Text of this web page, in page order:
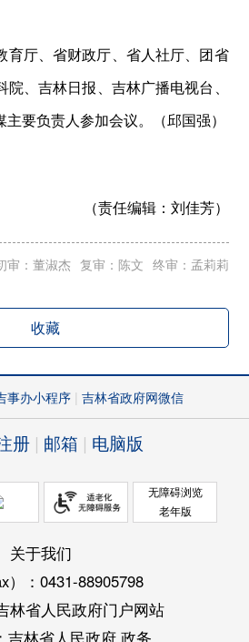
育厅、省财政厅、省人社厅、团省
、吉林日报、吉林广播电视台、
要负责人参加会议。（邱国强）
（责任编辑： 刘佳芳）
审：董淑杰 复审：陈文 终审：孟莉莉
收藏